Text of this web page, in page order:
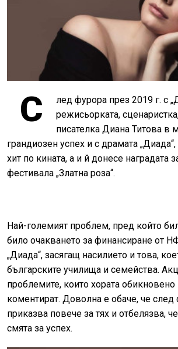
С
лед фурора през 2019 г. с
режисьорката,
писателка Диана Титова в
грандиозен успех и с драмата
хит по кината, а и й донесе наградата
фестивала „Златна роза“.
Най-големият проблем, пред който
било очакването за финансиране от
„Диада“, засягащ насилието и това,
българските училища и семейства.
проблемите, които хората обикновено
коментират. Доволна е обаче, че
приказва повече за тях и отбелязва,
смята за успех.